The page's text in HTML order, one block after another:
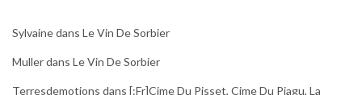
Sylvainedans Le Vin De Sorbier
Mullerdans Le Vin De Sorbier
Terresdemotions dans [:fr]Cime Du Pisset, Cime Du Piagu, La